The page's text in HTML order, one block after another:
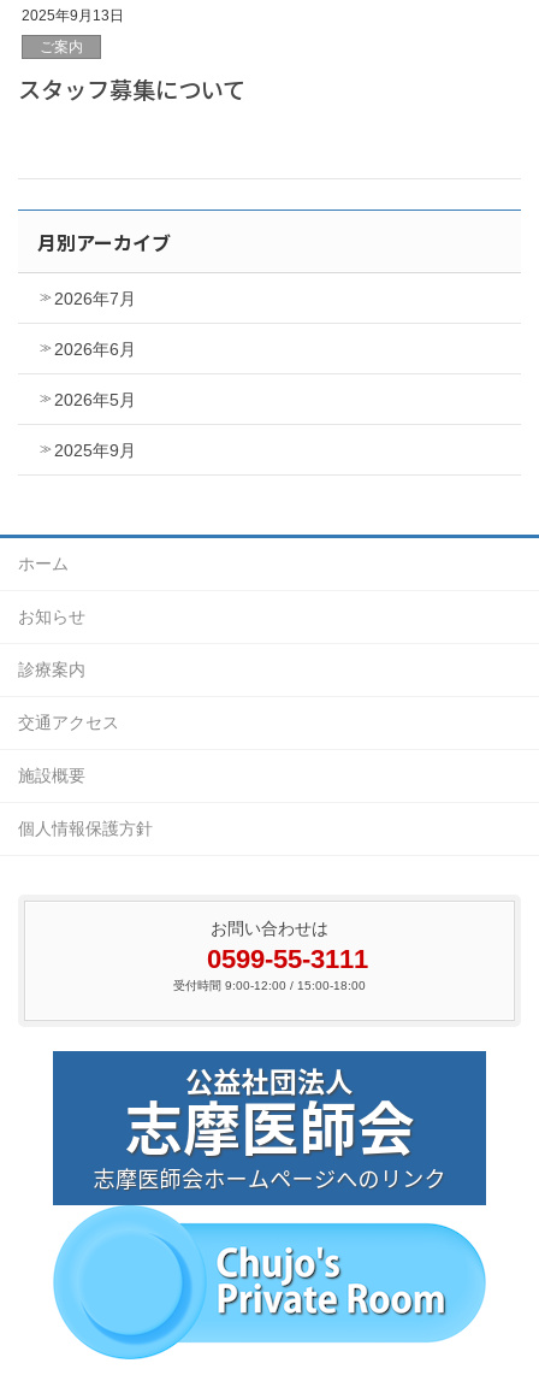
2025年9月13日
ご案内
スタッフ募集について
月別アーカイブ
2026年7月
2026年6月
2026年5月
2025年9月
ホーム
お知らせ
診療案内
交通アクセス
施設概要
個人情報保護方針
お問い合わせは
0599-55-3111
受付時間 9:00-12:00 / 15:00-18:00